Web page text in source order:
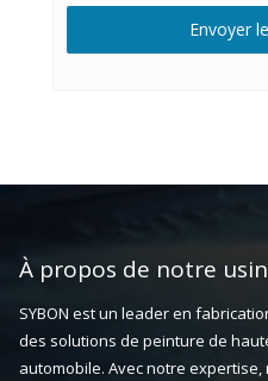
Envoyer
À propos de notre
SYBON est un leader en
des solutions de peinture de
automobile. Avec notre